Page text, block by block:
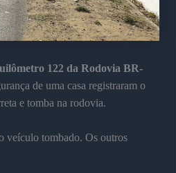
122 da Rodovia BR-
de uma casa registraram o
e tomba na rodovia.
veículo tombado. Os outros